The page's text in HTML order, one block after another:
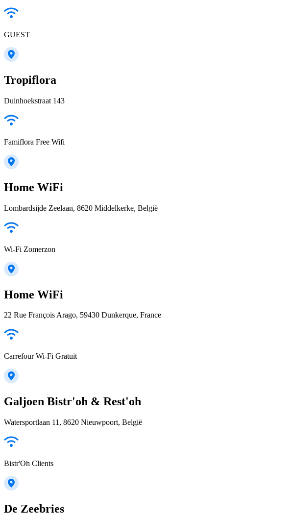
GUEST
Tropiflora
Duinhoekstraat 143
Famiflora Free Wifi
Home WiFi
Lombardsijde Zeelaan, 8620 Middelkerke, België
Wi-Fi Zomerzon
Home WiFi
22 Rue François Arago, 59430 Dunkerque, France
Carrefour Wi-Fi Gratuit
Galjoen Bistr'oh & Rest'oh
Watersportlaan 11, 8620 Nieuwpoort, België
Bistr'Oh Clients
De Zeebries